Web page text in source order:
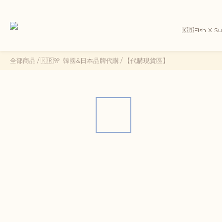
🇰🇷Fish X
全部商品 /🇰🇷🎌 ㅤ ㅤ韓國&日本品牌代購/ 【代購現貨區】